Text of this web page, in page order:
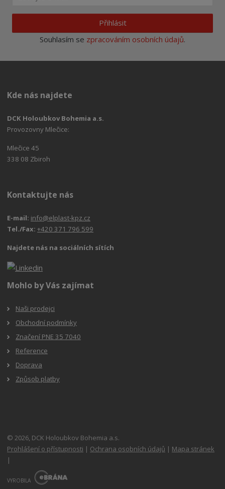
Přihlásit
Souhlasím se zpracováním osobních údajů.
Kde nás najdete
DCK Holoubkov Bohemia a.s.
Provozovny Mlečice:
Mlečice 45
338 08 Zbiroh
Kontaktujte nás
E-mail: info@elplast-kpz.cz
Tel./Fax:+420 371 796 599
Najdete nás na sociálních sítích
Mohlo by Vás zajímat
Naši prodejci
Obchodní podmínky
Značení PNE 35 7040
Reference
Doprava
Způsob platby
© 2026, DCK Holoubkov Bohemia a.s.
Prohlášení o přístupnosti | Ochrana osobních údajů | Mapa stránek
|
VYROBILA